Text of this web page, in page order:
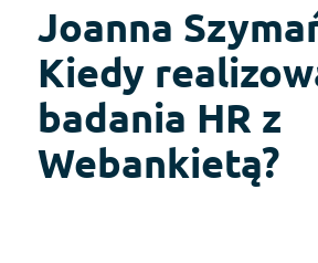
Joanna
Kiedy
badania HR z
Webankietą?